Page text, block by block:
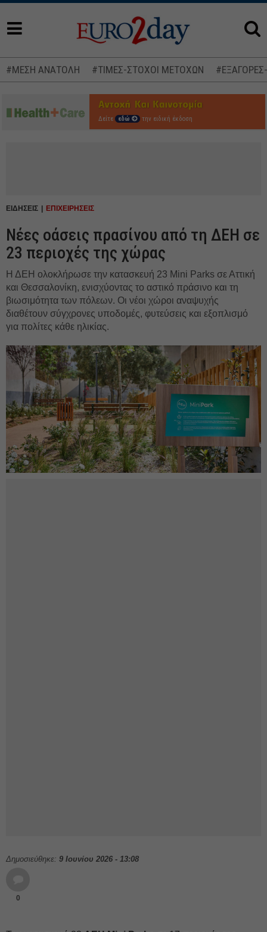
#ΜΕΣΗ ΑΝΑΤΟΛΗ #ΤΙΜΕΣ-ΣΤΟΧΟΙ ΜΕΤΟΧΩΝ
Δείτε εδώ την ειδική έκδοση
ΕΙΔΗΣΕΙΣ ΕΠΙΧΕΙΡΗΣΕΙΣ
Νέες οάσεις πρασίνου από τη ΔΕΗ σε
23 περιοχές της χώρας
Η ΔΕΗ ολοκλήρωσε την κατασκευή 23 Mini Parks σε Αττική
και Θεσσαλονίκη, ενισχύοντας το αστικό πράσινο και τη
βιωσιμότητα των πόλεων. Οι νέοι χώροι αναψυχής
διαθέτουν σύγχρονες υποδομές, φυτεύσεις και εξοπλισμό
για πολίτες κάθε ηλικίας.
Δημοσιεύθηκε: 9 Ιουνίου 2026 - 13:08
0